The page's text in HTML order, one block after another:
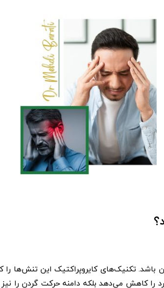
باشد. تکنیک‌های کایروپراکتیک این تنش‌ها
کاهش می‌دهد بلکه دامنه حرکت گردن را نیز